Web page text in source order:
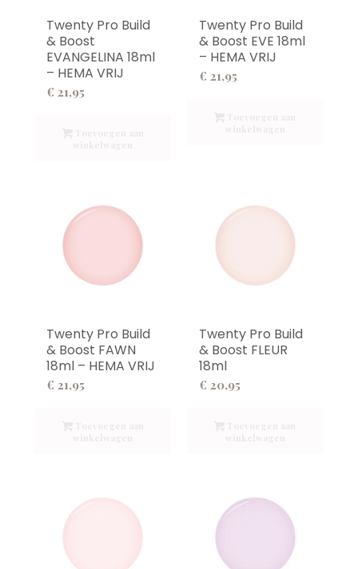
Twenty Pro Build
& Boost
EVANGELINA 18ml
– HEMA VRIJ
€ 21,95
Twenty Pro Build
& Boost EVE 18ml
– HEMA VRIJ
€ 21,95
Twenty Pro Build
& Boost FAWN
18ml – HEMA VRIJ
€ 21,95
Twenty Pro Build
& Boost FLEUR
18ml
€ 20,95